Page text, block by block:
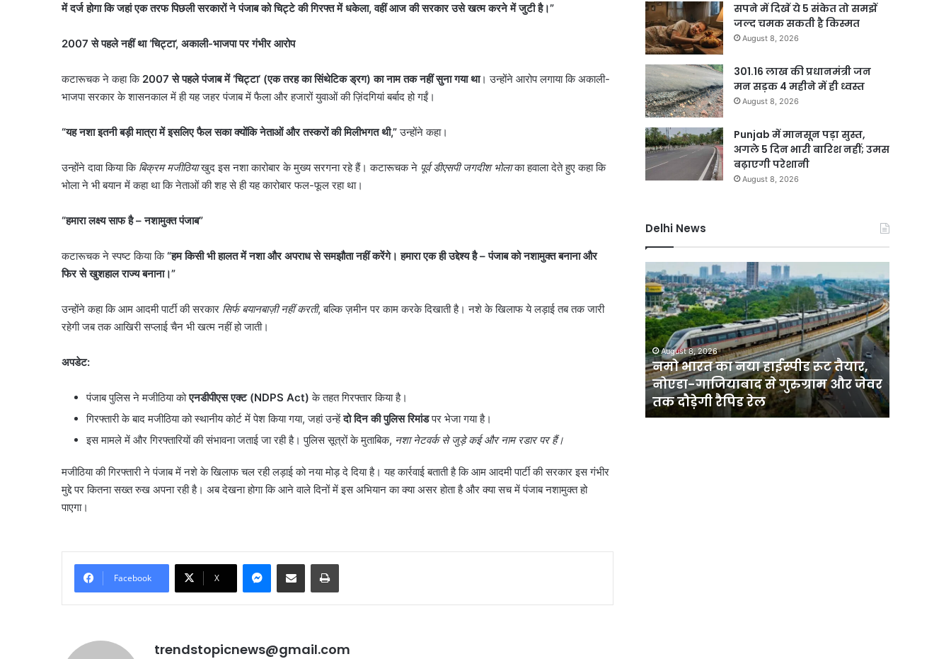
में दर्ज होगा कि जहां एक तरफ पिछली सरकारों ने पंजाब को चिट्टे की गिरफ्त में धकेला,वहीं आज की सरकार उसे खत्म करने में जुटी है।”
2007से पहले नहीं था‘चिट्टा‘, अकाली-भाजपा पर गंभीर आरोप
कटारूचक ने कहा कि 2007से पहले पंजाब में‘चिट्टा‘ (एक तरह का सिंथेटिक ड्रग) का नाम तक नहीं सुना गया था। उन्होंने आरोप लगाया कि अकाली-
भाजपा सरकार के शासनकाल में ही यह जहर पंजाब में फैला और हजारों युवाओं की ज़िंदगियां बर्बाद हो गईं।
“यह नशा इतनी बड़ी मात्रा में इसलिए फैल सका क्योंकि नेताओं और तस्करों की मिलीभगत थी,”उन्होंने कहा।
उन्होंने दावा किया कि बिक्रम मजीठियाखुद इस नशा कारोबार के मुख्य सरगना रहे हैं। कटारूचक ने पूर्व डीएसपी जगदीश भोलाका हवाला देते हुए कहा कि
भोला ने भी बयान में कहा था कि नेताओं की शह से ही यह कारोबार फल-फूल रहा था।
“हमारा लक्ष्य साफ है–नशामुक्त पंजाब”
कटारूचक ने स्पष्ट किया कि“हम किसी भी हालत में नशा और अपराध से समझौता नहीं करेंगे। हमारा एक ही उद्देश्य है–पंजाब को नशामुक्त बनाना और
फिर से खुशहाल राज्य बनाना।”
उन्होंने कहा कि आम आदमी पार्टी की सरकार सिर्फ बयानबाज़ी नहीं करती, बल्कि ज़मीन पर काम करके दिखाती है। नशे के खिलाफ ये लड़ाई तब तक जारी
रहेगी जब तक आखिरी सप्लाई चैन भी खत्म नहीं हो जाती।
अपडेट:
पंजाब पुलिस ने मजीठिया कोएनडीपीएस एक्ट (NDPS Act) के तहत गिरफ्तार किया है।
गिरफ्तारी के बाद मजीठिया को स्थानीय कोर्ट में पेश किया गया, जहां उन्हेंदो दिन की पुलिस रिमांडपर भेजा गया है।
इस मामले में और गिरफ्तारियों की संभावना जताई जा रही है। पुलिस सूत्रों के मुताबिक, नशा नेटवर्क से जुड़े कई और नाम रडार पर हैं।
मजीठिया की गिरफ्तारी ने पंजाब में नशे के खिलाफ चल रही लड़ाई को नया मोड़ दे दिया है। यह कार्रवाई बताती है कि आम आदमी पार्टी की सरकार इस गंभीर
मुद्दे पर कितना सख्त रुख अपना रही है। अब देखना होगा कि आने वाले दिनों में इस अभियान का क्या असर होता है और क्या सच में पंजाब नशामुक्त हो
पाएगा।
Facebook X
Messenger
Share via Email Print
trendstopicnews@gmail.com
सपने में दिखें ये 5 संकेत तो समझें
जल्द चमक सकती है किस्मत
August 8, 2026
301.16 लाख की प्रधानमंत्री जन
मन सड़क 4 महीने में ही ध्वस्त
August 8, 2026
Punjab में मानसून पड़ा सुस्त,
अगले 5 दिन भारी बारिश नहीं; उमस
बढ़ाएगी परेशानी
August 8, 2026
Delhi News
जली
में
यशवंत
याचिका
सुप्रीम
ने
की
खारिज की
ने
7
डिग्री
पारा;
में
आज
भारत
का
नया
हाईस्पीड
रूट
तैयार,
नोएडा-
गाजियाबाद
से
गुरुग्राम
August 8, 2026
नमो भारत का नया हाईस्पीड रूट तैयार,
नोएडा-गाजियाबाद से गुरुग्राम और जेवर
तक दौड़ेगी रैपिड रेल
बाग
में
नकली
लग्जरी
सामान
बेचने
होगी
कार्रवाई,